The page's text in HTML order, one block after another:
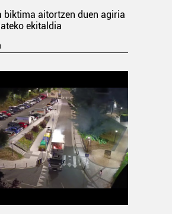
biktima aitortzen duen agiria
ekitaldia